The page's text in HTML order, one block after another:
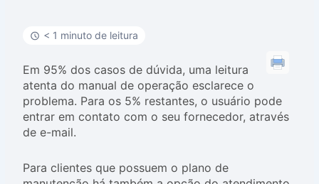
< 1 minuto de leitura
Em 95% dos casos de dúvida, uma leitura
atenta do manual de operação esclarece o
problema. Para os 5% restantes, o usuário pode
entrar em contato com o seu fornecedor, através
de e-mail.
Para clientes que possuem o plano de